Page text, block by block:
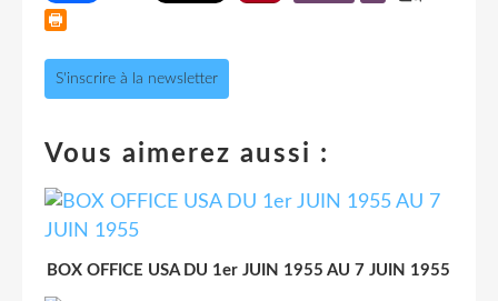
S'inscrire à la newsletter
Vous aimerez aussi :
BOX OFFICE USA DU 1er JUIN 1955 AU 7 JUIN 1955